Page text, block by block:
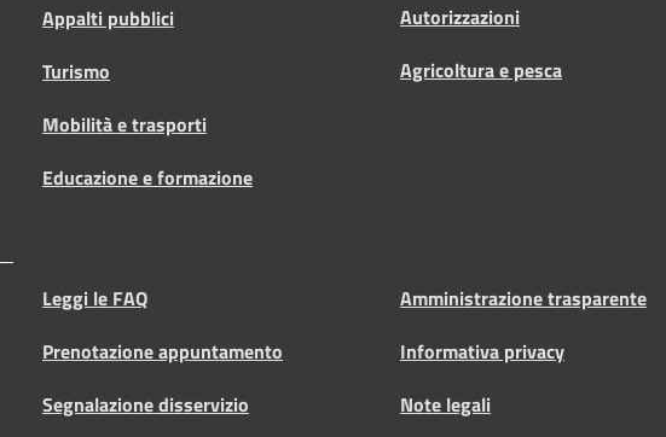
Appalti pubblici
Turismo
Mobilità e trasporti
Educazione e formazione
Autorizzazioni
Agricoltura e pesca
Leggi le FAQ
Prenotazione appuntamento
Segnalazione disservizio
Amministrazione trasparente
Informativa privacy
Note legali